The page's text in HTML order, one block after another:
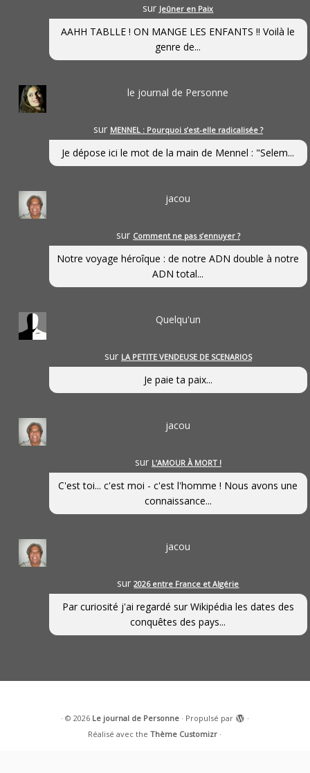
sur Jeûner en Paix
AAHH TABLLE ! ON MANGE LES ENFANTS !! Voilà le
genre de...
le journal de Personne
sur MENNEL : Pourquoi s’est-elle radicalisée ?
Je dépose ici le mot de la main de Mennel : "Selem...
jacou
sur Comment ne pas s’ennuyer ?
Notre voyage héroîque : de notre ADN double à notre
ADN total...
Quelqu'un
sur LA PETITE VENDEUSE DE SCENARIOS
Je paie ta paix...
jacou
sur L’AMOUR À MORT !
C'est toi... c'est moi - c'est l'homme ! Nous avons une
connaissance...
jacou
sur2026 entre France et Algérie
Par curiosité j'ai regardé sur Wikipédia les dates des
conquêtes des pays...
· © 2026 Le journal de Personne· Propulsé par
·
Réalisé avec theThème Customizr ·